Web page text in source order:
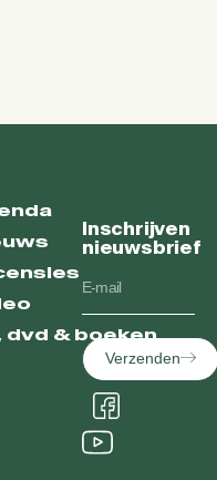
dvd & boeken
Inschrijven
nieuwsbrief
Verzenden